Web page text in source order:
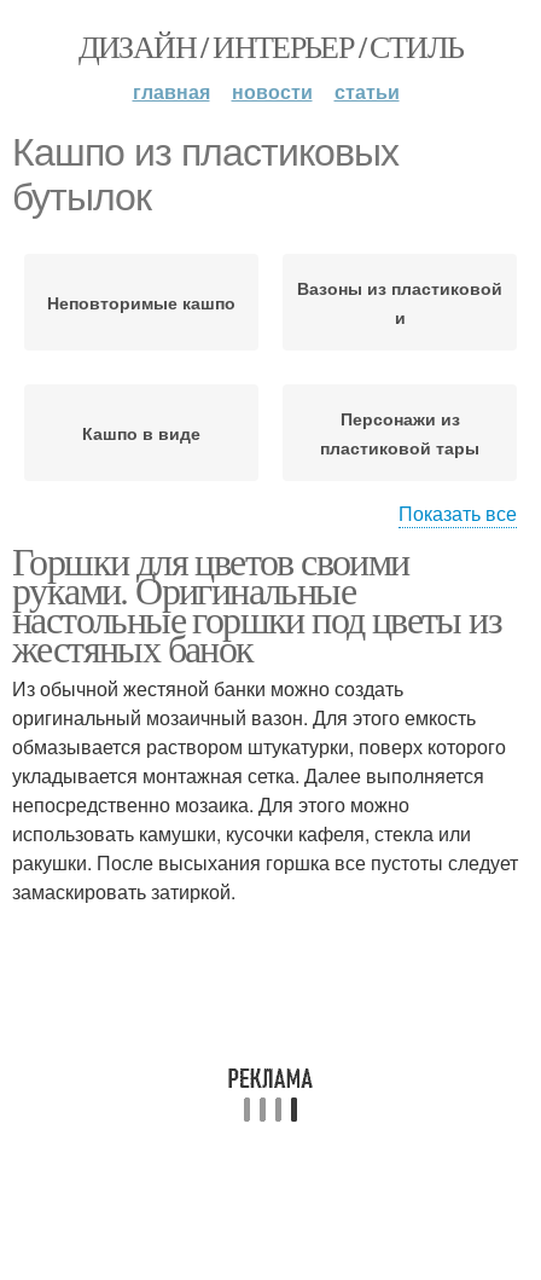
ДИЗАЙН / ИНТЕРЬЕР / СТИЛЬ
главная новости статьи
Кашпо из пластиковых
бутылок
Неповторимые кашпо
Вазоны из пластиковой
и
Кашпо в виде
Персонажи из
пластиковой тары
бутылок
Кашпо из гипса
Руки из пластиковых
бутылок
Цветочные кашпо
Обычное кашпо Кашпо из веревки
Горшок из пластиковой
Показать все
Горшки для цветов своими
руками. Оригинальные
настольные горшки под цветы из
жестяных банок
Из обычной жестяной банки можно создать
оригинальный мозаичный вазон. Для этого емкость
обмазывается раствором штукатурки, поверх которого
укладывается монтажная сетка. Далее выполняется
непосредственно мозаика. Для этого можно
использовать камушки, кусочки кафеля, стекла или
ракушки. После высыхания горшка все пустоты следует
замаскировать затиркой.